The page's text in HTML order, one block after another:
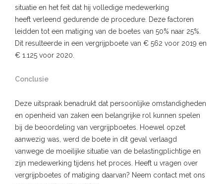
situatie en het feit dat hij volledige medewerking
heeft verleend gedurende de procedure. Deze factoren
leidden tot een matiging van de boetes van 50% naar 25%.
Dit resulteerde in een vergrijpboete van € 562 voor 2019 en
€ 1.125 voor 2020.
Conclusie
Deze uitspraak benadrukt dat persoonlijke omstandigheden
en openheid van zaken een belangrijke rol kunnen spelen
bij de beoordeling van vergrijpboetes. Hoewel opzet
aanwezig was, werd de boete in dit geval verlaagd
vanwege de moeilijke situatie van de belastingplichtige en
zijn medewerking tijdens het proces. Heeft u vragen over
vergrijpboetes of matiging daarvan? Neem contact met ons